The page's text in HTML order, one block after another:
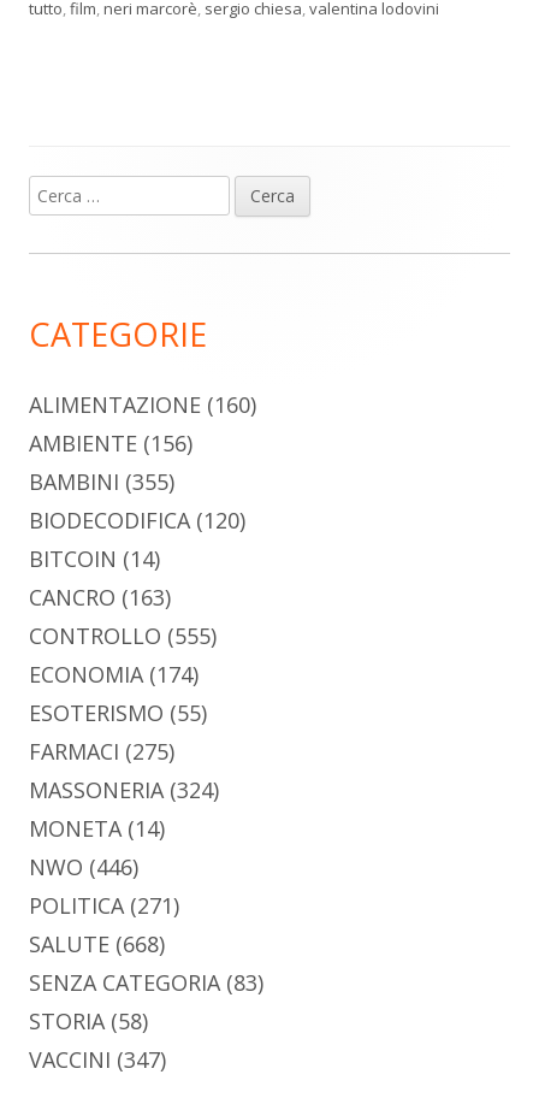
tutto,film,neri marcorè, sergio chiesa,valentina lodovini
Barra
laterale
Ricerca
per:
CATEGORIE
ALIMENTAZIONE (160)
AMBIENTE (156)
BAMBINI (355)
BIODECODIFICA(120)
BITCOIN (14)
CANCRO (163)
CONTROLLO (555)
ECONOMIA(174)
ESOTERISMO (55)
FARMACI (275)
MASSONERIA(324)
MONETA(14)
NWO (446)
POLITICA(271)
SALUTE (668)
SENZA CATEGORIA(83)
STORIA(58)
VACCINI (347)